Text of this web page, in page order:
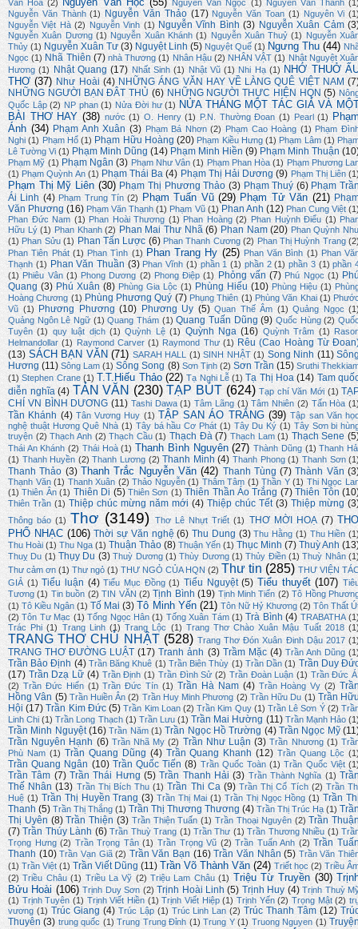
Văn Hòa (2) Nguyễn Văn Ngọc (1) Nguyễn Văn Thanh
Nguyễn Văn Thành (1) Nguyễn Văn Thảo (17) Nguyễn Văn Toan (1) Nguyên Vi
Nguyễn Việt Hà (2) Nguyễn Vinh (1) Nguyễn Vĩnh Bình (3) Nguyễn Xuân Cảm
Nguyễn Xuân Dương (1) Nguyễn Xuân Khánh (1) Nguyễn Xuân Thuỷ (1) Nguyễn
Thủy (1) Nguyễn Xuân Tư (3) Nguyệt Linh (5) Nguyệt Quế (1) Ngưng Thu (44)
Ngọc (1) Nhã Thiên (7) nhà Thương (1) Nhân Hậu (2) NHÂN VẬT (1) Nhật Nguyệt
Hương (1) Nhật Quang (17) Nhất Sinh (1) Nhật Vũ (1) Nhi Hạ (1) NHỚ THUỞ
THƠ (37) Như Hoài (4) NHỮNG ÁNG VĂN HAY VỀ LÀNG QUÊ VIỆT NAM
NHỮNG NGƯỜI BẠN ĐÂT THỦ (6) NHỮNG NGƯỜI THỰC HIỆN HQN (5)
Quốc Lập (2) NP phan (1) Nửa Đời hư (1) NỬA THÁNG MỘT TÁC GIẢ VÀ
BÀI THƠ HAY (38) nước (1) O. Henry (1) P.N. Thường Đoan (1) Pearl (1)
Ánh (34) Phạm Anh Xuân (3) Phạm Bá Nhơn (2) Phạm Cao Hoàng (1) Phạm
Nghi (1) Phạm Hổ (1) Phạm Hữu Hoàng (20) Phạm Kiều Hưng (1) Phạm Lâm (1)
Lê Tường Vi (1) Phạm Minh Dũng (14) Phạm Minh Hiền (9) Phạm Minh Thuận
Phạm Mỹ (1) Phạm Ngân (3) Phạm Như Vân (1) Phạm Phan Hòa (1) Phạm Phương
(1) Phạm Quỳnh An (1) Phạm Thái Ba (4) Phạm Thị Hải Dương (9) Phạm Thị Liên
Phạm Thị Mỹ Liên (30) Phạm Thị Phương Thảo (3) Phạm Thuý (6) Phạm
Ái Linh (4) Phạm Trung Tín (2) Phạm Tuấn Vũ (29) Phạm Tử Văn (21)
Văn Phương (16) Phạm Văn Thạnh (1) Phạm Vũ (1) Phan Anh (12) Phan Cung Việt
Phan Đức Nam (1) Phan Hoài Thương (1) Phan Hoàng (2) Phan Huỳnh Điểu (1)
Hữu Lý (1) Phan Khanh (2) Phan Mai Thư Nhã (6) Phan Nam (20) Phan Quỳnh
(1) Phan Sửu (1) Phan Tấn Lược (6) Phan Thanh Cương (2) Phan Thị Huỳnh Trang
Phan Tiên Phát (1) Phan Tình (1) Phan Trang Hy (25) Phan Văn Bình (1) Phan
Thạnh (1) Phan Văn Thuần (3) Phan Vĩnh (1) phần 1 (1) phần 2 (1) phần 3 (1) phần
(1) Phiêu Vân (1) Phong Dương (2) Phong Điệp (1) Phỏng vấn (7) Phú Ngọc (1)
Quang (3) Phú Xuân (8) Phùng Gia Lộc (1) Phùng Hiếu (10) Phùng Hiệu (1)
Hoàng Chương (1) Phùng Phương Quý (7) Phụng Thiên (1) Phùng Văn Khai (1)
Vũ (1) Phương Phương (10) Phương Uy (5) Quan Thế Âm (1) Quảng Ngọc
Quảng Ngôn Lê Ngữ (1) Quang Thám (1) Quang Tuấn Dũng (9) Quốc Hùng (2)
Tuyên (1) quy luật dịch (1) Quỳnh Lệ (1) Quỳnh Nga (16) Quỳnh Trâm (1)
Helmandollar (1) Raymond Carver (1) Raymond Thư (1) Rêu (Cao Hoàng Từ
(13) SÁCH BẠN VĂN (71) SARAH HALL (1) SINH NHẬT (1) Song Ninh (11)
Hương (11) Sông Lam (1) Sông Song (8) Sơn Tịnh (2) Sơn Trần (15) Sruthi
(1) Stephen Crane (1) T.T.Hiếu Thảo (22) Tạ Nghi Lễ (1) Tạ Thị Hoa (14) Tam
diễn nghĩa (4) TẢN VĂN (230) TẠP BÚT (624) Tạp chí Văn Mới (1)
CHÍ VN BÌNH DƯƠNG (11) Tashi Dawa (1) Tâm Lãng (1) Tâm Nhiên (2) Tấn Hòa
Tần Khánh (4) Tân Vương Huy (1) TẬP SAN ÁO TRẮNG (39) Tập san Văn
nghệ thuật Hương Quê Nhà (1) Tây bá hầu Cơ Phát (1) Tây Du Ký (1) Tây Sơn bi
truyện (2) Thạch Anh (2) Thạch Cầu (1) Thạch Đà (7) Thạch Lam (1) Thạch Sene
Thái An Khánh (2) Thái Hoà (1) Thanh Bình Nguyên (27) Thành Dũng (1) Thanh
(1) Thanh Huyền (2) Thanh Lương (2) Thanh Minh (4) Thanh Phong (1) Thanh Sơn
Thanh Thảo (3) Thanh Trắc Nguyễn Văn (42) Thanh Tùng (7) Thành Văn
Thạnh Văn (1) Thanh Xuân (2) Thảo Nguyễn (1) Thâm Tâm (1) Thần Y (1) Thi Ngọc
(1) Thiên Ân (1) Thiên Di (5) Thiên Sơn (1) Thiên Thần Áo Trắng (7) Thiên Tôn
Thiên Trần (1) Thiệp chúc mừng năm mới (4) Thiệp chúc Tết (3) Thiệp mừng
Thông báo (1) Thơ (3149) Thơ Lê Nhựt Triết (1) THƠ MỜI HOẠ (7)
PHỔ NHẠC (106) Thời sự Văn nghệ (6) Thu Dung (3) Thu Hằng (1) Thu Hiền
Thu Hoài (1) Thu Nga (1) Thuận Thảo (8) Thuận Yến (1) Thục Minh (7) Thuỳ Anh
Thuỵ Du (1) Thụy Du (3) Thuỳ Dương (1) Thùy Dương (1) Thủy Điền (1) Thuỳ Nhân
Thư cảm ơn (1) Thư ngỏ (1) THƯ NGỎ CỦA HQN (2) Thư tin (285) THƯ VIỆN
GIẢ (1) Tiểu luận (4) Tiểu Mục Đồng (1) Tiểu Nguyệt (5) Tiểu thuyết (107)
Tương (1) Tin buồn (2) TIN VĂN (2) Tịnh Bình (19) Tịnh Minh Tiến (2) Tô Hồng
(1) Tô Kiều Ngân (1) Tố Mai (3) Tô Minh Yến (21) Tôn Nữ Hỷ Khương (2) Tôn Thất
(2) Tôn Tư Mạc (1) Tống Ngọc Hân (1) Tống Xuân Tám (1) Trà Bình (4) TRABATHA
Trác Phi (1) Trang Linh (1) Trang Lộc (1) Trang Thơ Chào Xuân Mậu Tuất 2018
TRANG THƠ CHỦ NHẬT (528) Trang Thơ Đón Xuân Đinh Dậu 2017
TRANG THƠ ĐƯỜNG LUẬT (17) Tranh ảnh (3) Trầm Mặc (4) Trần Anh Dũng
Trần Bảo Định (4) Trần Băng Khuê (1) Trần Biên Thùy (1) Trần Dần (1) Trần Duy
(17) Trần Dzạ Lữ (4) Trần Định (1) Trần Đình Sử (2) Trần Đoàn Luận (1) Trần Đức
(2) Trần Đức Hiển (1) Trần Đức Tín (1) Trần Hà Nam (4) Trần Hoàng Vy (2)
Hồng Vân (5) Trần Huiền Ân (2) Trần Huy Minh Phương (2) Trần Hữu Du (1) Trần
Hội (17) Trần Kim Đức (5) Trần Kim Loan (2) Trần Kim Quy (1) Trần Lê Sơn Ý (2)
Linh Chi (1) Trần Long Thạch (1) Trần Lưu (1) Trần Mai Hường (11) Trần Mạnh Hảo
Trần Minh Nguyệt (16) Trần Năm (1) Trần Ngọc Hồ Trường (4) Trần Ngọc Mỹ
Trần Nguyên Hạnh (6) Trần Nhã My (2) Trần Như Luận (3) Trần Nhương (1)
Phù Nam (1) Trần Quang Dũng (4) Trần Quang Khanh (12) Trần Quang Lộc
Trần Quang Ngân (10) Trần Quốc Tiến (8) Trần Quốc Toàn (1) Trần Quốc Việt
Trần Tâm (7) Trần Thái Hưng (5) Trần Thanh Hải (3) Trần Thành Nghĩa (1)
Thế Nhân (13) Trần Thị Bích Thu (1) Trần Thi Ca (9) Trần Thị Cổ Tích (2) Trần
Huệ (1) Trần Thị Huyền Trang (3) Trần Thị Mai (1) Trần Thị Ngọc Hồng (1) Trần
Thanh (5) Trần Thị Thắng (1) Trần Thị Thương Thương (4) Trần Thị Trúc Hạ (1)
Thị Uyên (8) Trần Thiện (3) Trần Thiện Tuấn (1) Trần Thoại Nguyên (2) Trần
(7) Trần Thúy Lành (6) Trần Thuỳ Trang (1) Trần Thư (1) Trần Thương Nhiều (1)
Trọng Hưng (2) Trần Trọng Tân (1) Trần Trọng Vũ (2) Trần Tuấn Anh (2) Trần
Thanh (10) Trần Vạn Giã (2) Trần Văn Bạn (16) Trần Văn Nhân (5) Trần Văn
(1) Trần Việt (1) Trần Viết Dũng (11) Trần Võ Thành Văn (24) Triết học (2) Triều
(2) Triều Châu (1) Triều La Vỹ (2) Triệu Lam Châu (1) Triệu Từ Truyền (30)
Bửu Hoài (106) Trịnh Duy Sơn (2) Trịnh Hoài Linh (5) Trịnh Huy (4) Trịnh Thuỳ
(1) Trịnh Tuyên (1) Trịnh Viết Hiền (1) Trịnh Viết Hiệp (1) Trịnh Yến (2) Trọng Mật (2)
vương (1) Trúc Giang (4) Trúc Lập (1) Trúc Linh Lan (2) Trúc Thanh Tâm (12)
Thuyên (3) trung quốc (1) Trung Trung Đỉnh (1) Trung Y (1) Truong Nguyen (1)